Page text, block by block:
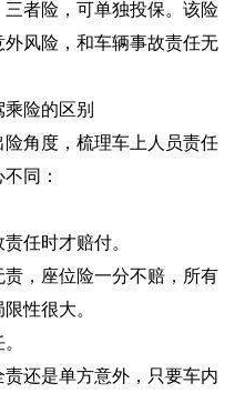
者险，可单独投保。该险
风险，和车辆事故责任无
险的区别
角度，梳理车上人员责任
同：
任时才赔付。
，座位险一分不赔，所有
性很大。
还是单方意外，只要车内